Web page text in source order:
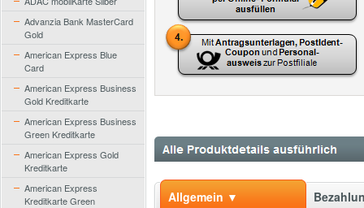
Advanzia Bank MasterCard
Gold
American Express Blue
Card
American Express Business
Gold Kreditkarte
American Express Business
Green Kreditkarte
American Express Gold
Kreditkarte
American Express
Kreditkarte Green
Allgemein ▼